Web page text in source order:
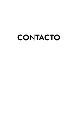
CONTACTO